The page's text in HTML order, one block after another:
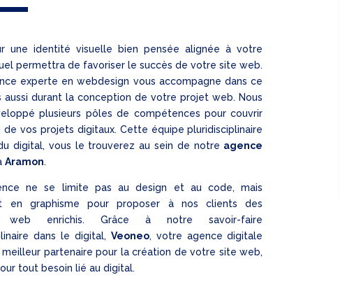
une identité visuelle bien pensée alignée à votre
permettra de favoriser le succès de votre site web.
experte en webdesign vous accompagne dans ce
aussi durant la conception de votre projet web. Nous
plusieurs pôles de compétences pour couvrir
de vos projets digitaux. Cette équipe pluridisciplinaire
digital, vous le trouverez au sein de notre agence
Aramon.
ne se limite pas au design et au code, mais
en graphisme pour proposer à nos clients des
web enrichis. Grâce à notre savoir-faire
dans le digital, Veoneo, votre agence digitale
partenaire pour la création de votre site web,
tout besoin lié au digital.